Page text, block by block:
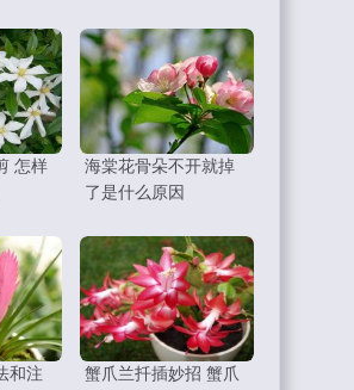
怎样
海棠花骨朵不开就掉
了是什么原因
和注
蟹爪兰扦插妙招 蟹爪